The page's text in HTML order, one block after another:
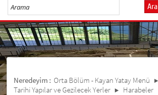
Ara
Neredeyim : Orta Bölüm - Kayan Yatay Menü
Tarihi Yapılar ve Gezilecek Yerler
Harabeler